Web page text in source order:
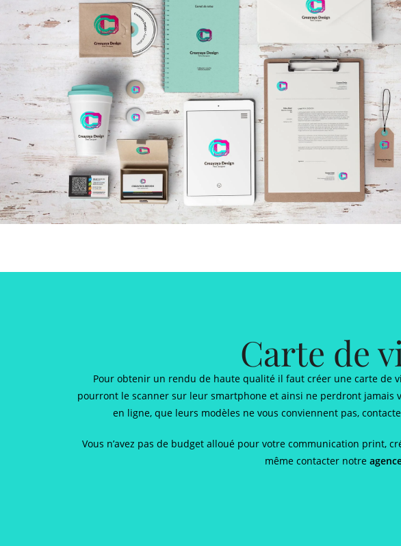
Carte de
Pour obtenir un rendu de haute qualité il faut créer une carte de
pourront le scanner sur leur smartphone et ainsi ne perdront jamais
en ligne, que leurs modèles ne vous conviennent pas,
Vous n’avez pas de budget alloué pour votre communication print,
même contacter notre